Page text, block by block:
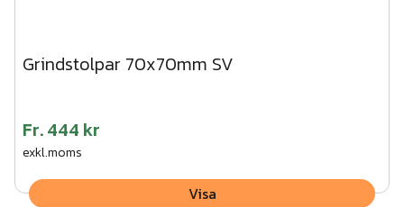
Grindstolpar 70x70mm SV
Fr.444 kr
exkl.moms
Visa